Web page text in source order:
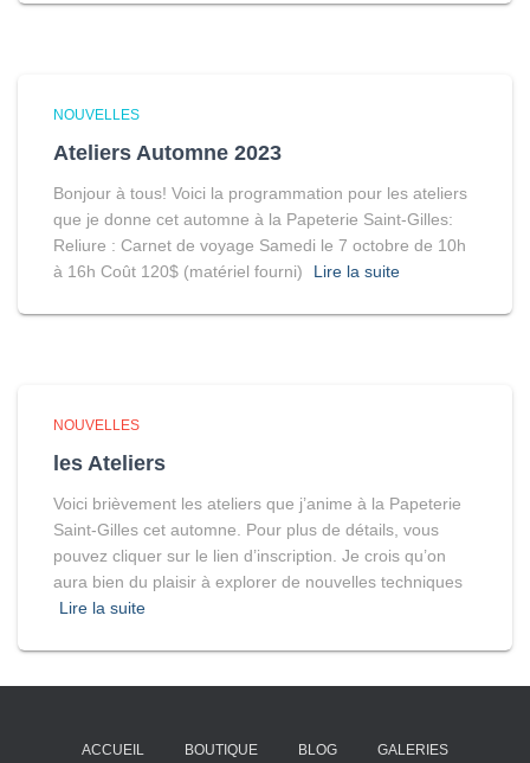
NOUVELLES
Ateliers Automne 2023
Bonjour à tous! Voici la programmation pour les ateliers
que je donne cet automne à la Papeterie Saint-Gilles:
Reliure : Carnet de voyage Samedi le 7 octobre de 10h
à 16h Coût 120$ (matériel fourni)
Lire la suite
NOUVELLES
les Ateliers
Voici brièvement les ateliers que j’anime à la Papeterie
Saint-Gilles cet automne. Pour plus de détails, vous
pouvez cliquer sur le lien d’inscription. Je crois qu’on
aura bien du plaisir à explorer de nouvelles techniques
Lire la suite
ACCUEIL BOUTIQUE BLOG GALERIES